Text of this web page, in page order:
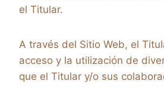
el Titular.
A través del Sitio Web, el
acceso y la utilización de
que el Titular y/o sus